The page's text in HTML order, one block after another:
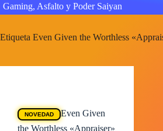
Gaming, Asfalto y Poder Saiyan
Etiqueta Even Given the Worthless
NOVEDAD
Even Given
the Worthless «Appraiser»